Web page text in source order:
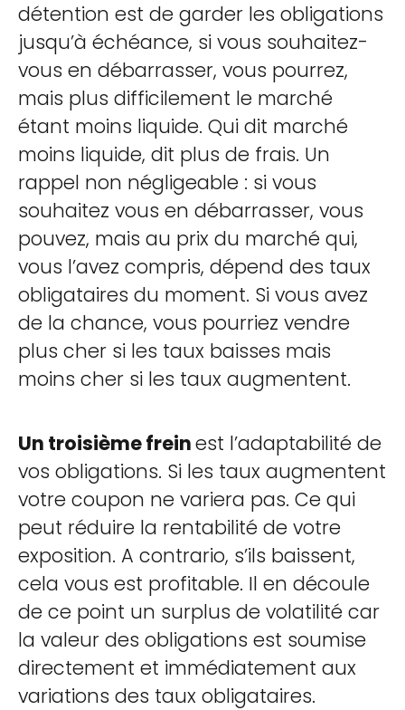
détention est de garder les obligations
jusqu’à échéance, si vous souhaitez-
vous en débarrasser, vous pourrez,
mais plus difficilement le marché
étant moins liquide. Qui dit marché
moins liquide, dit plus de frais. Un
rappel non négligeable : si vous
souhaitez vous en débarrasser, vous
pouvez, mais au prix du marché qui,
vous l’avez compris, dépend des taux
obligataires du moment. Si vous avez
de la chance, vous pourriez vendre
plus cher si les taux baisses mais
moins cher si les taux augmentent.
Un troisième freinest l’adaptabilité de
vos obligations. Si les taux augmentent
votre coupon ne variera pas. Ce qui
peut réduire la rentabilité de votre
exposition. A contrario, s’ils baissent,
cela vous est profitable. Il en découle
de ce point un surplus de volatilité car
la valeur des obligations est soumise
directement et immédiatement aux
variations des taux obligataires.